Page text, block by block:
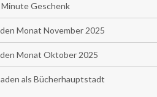
Geschenk
Monat November 2025
Monat Oktober 2025
als Bücherhauptstadt